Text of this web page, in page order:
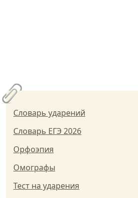
Словарь ударений
Словарь ЕГЭ 2026
Орфоэпия
Омографы
Тест на ударения